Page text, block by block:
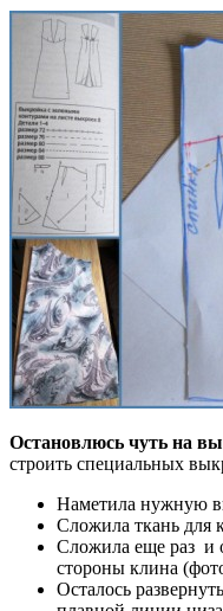
Остановлюсь чуть на
строить специальных
Наметила нужную
Сложила ткань для
Сложила еще раз и
стороны клина
Осталось